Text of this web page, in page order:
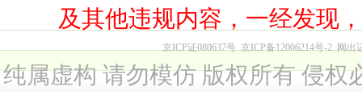
及其他违规内容，一经发现
京ICP证080637号 京ICP备12006214号-2 网出
纯属虚构 请勿模仿 版权所有 侵权